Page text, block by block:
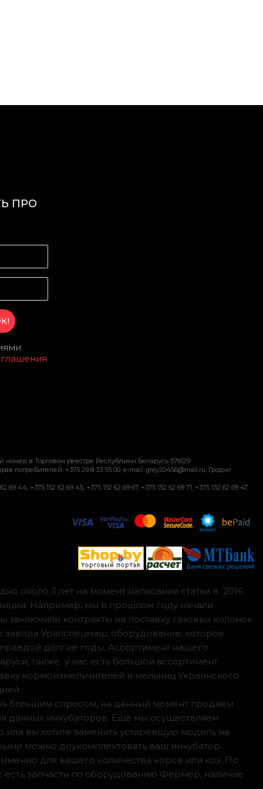
ПРО
в Торговом реестре Республики Беларусь 579129
+375 29 8 33 55 00, e-mail: grey20456@mail.ru, Гродно
+375 152 62 69 45, +375 152 62 69 67, +375 152 62 69 71, +375 152 62 69 47,
около 3 лет на момент написания статьи в 2016
Например, мы в прошлом году начали
контракты на поставку газовых колонок
Уралспецмаш, оборудование, которое
долгие годы. Ассортимент нашего
также у нас есть большой ассортимент
кормоизмельчителей и мельниц Украинского
большим спросом, на данный момент продаем
данных инкубаторов. Ещё мы осуществляем
вы хотите заменить устаревшую модель на
можно доукомплектовать ваш инкубатор.
для вашего количества коров или коз. По
запчасти по оборудованию Фермер, наличие